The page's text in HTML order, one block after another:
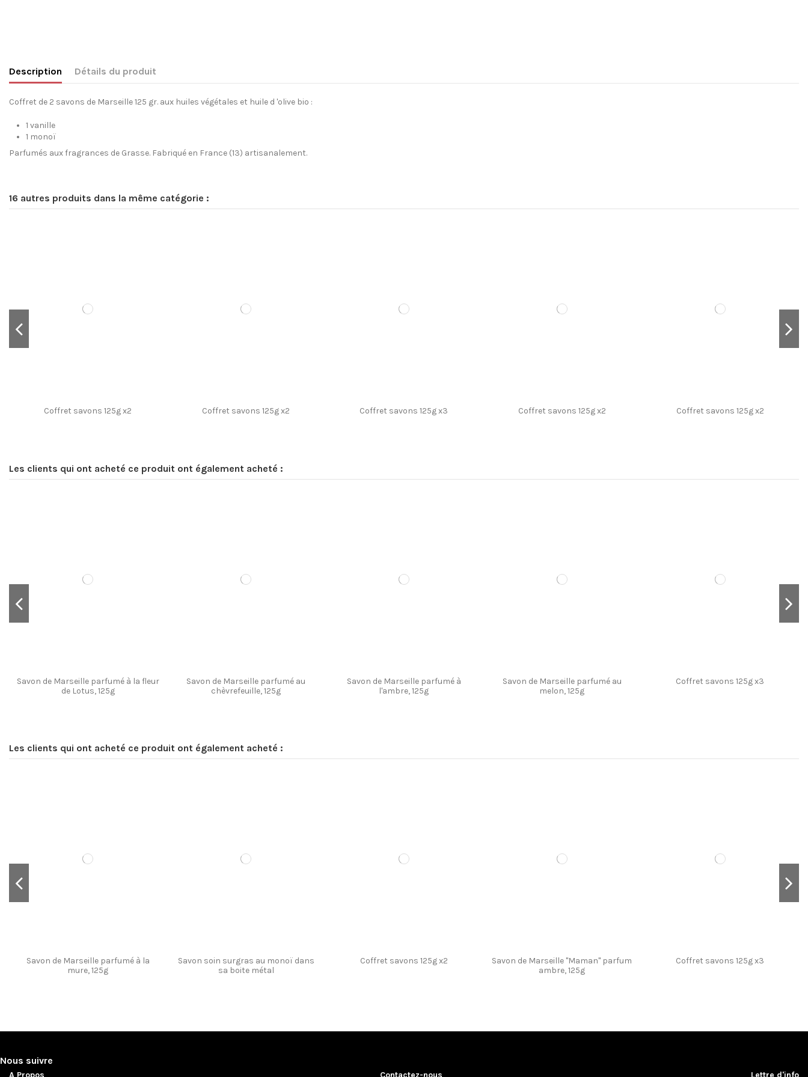
Description Détails du produit
Coffret de 2 savons de Marseille 125 gr. aux huiles végétales et huile d 'olive bio :
1 vanille
1 monoï
Parfumés aux fragrances de Grasse. Fabriqué en France (13) artisanalement.
16 autres produits dans la même catégorie :
Coffret savons 125g x2 Coffret savons 125g x2 Coffret savons 125g x3 Coffret savons 125g x2 Coffret savons 125g x2
Les clients qui ont acheté ce produit ont également acheté :
Savon de Marseille parfumé à la fleur
de Lotus, 125g
Savon de Marseille parfumé au
chèvrefeuille, 125g
Savon de Marseille parfumé à
l'ambre, 125g
Savon de Marseille parfumé au
melon, 125g
Coffret savons 125g x3
Les clients qui ont acheté ce produit ont également acheté :
Savon de Marseille parfumé à la
mure, 125g
Savon soin surgras au monoï dans
sa boite métal
Coffret savons 125g x2
Savon de Marseille "Maman" parfum
ambre, 125g
Coffret savons 125g x3
Nous suivre
A Propos Contactez-nous Lettre d'info